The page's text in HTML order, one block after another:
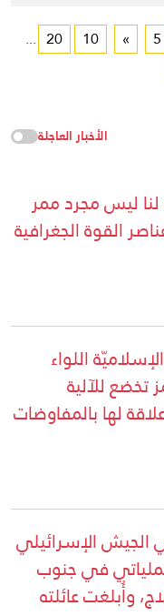
5
»
10
20
...
الأخبار العاجلة
ليس مجرد ممر
القوة الجغرافية
اللواء
للآلية
لها بالمفاوضات
الإسرائيلي
في جنوب
وأُبلغت عائلته